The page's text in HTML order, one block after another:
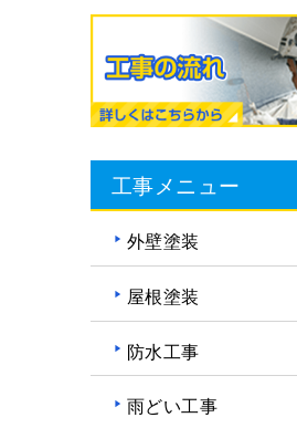
工事メニュー
外壁塗装
屋根塗装
防水工事
雨どい工事